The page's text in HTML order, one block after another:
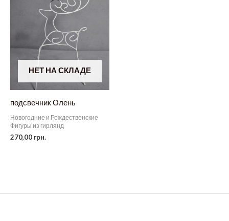
НЕТ НА СКЛАДЕ
подсвечник Олень
Новогодние и Рождественские
Фигуры из гирлянд
270,00 грн.